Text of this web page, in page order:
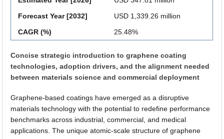
Forecast Year [2032]
USD 1,339.26 million
CAGR (%)
25.48%
Concise strategic introduction to graphene coating
technologies, adoption drivers, and the alignment needed
between materials science and commercial deployment
Graphene-based coatings have emerged as a disruptive
materials technology with the potential to redefine performance
benchmarks across industrial, commercial, and medical
applications. The unique atomic-scale structure of graphene